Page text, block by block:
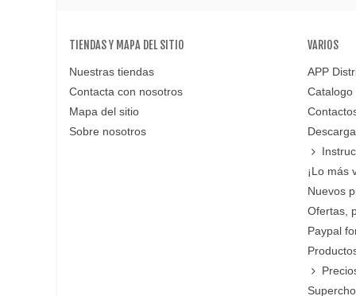
TIENDAS Y MAPA DEL SITIO
Nuestras tiendas
Contacta con nosotros
Mapa del sitio
Sobre nosotros
VARIOS
APP
Catalogo
¡Lo más
Nuevos
Ofertas,
Paypal